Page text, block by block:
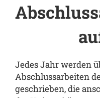
Jedes Jahr werden
Abschlussarbeiten
geschrieben, die